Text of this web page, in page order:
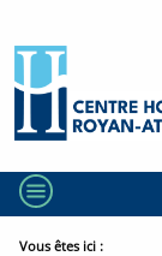
au
contenu
principal
au
principal
au
page
MENU
Vous êtes ici :